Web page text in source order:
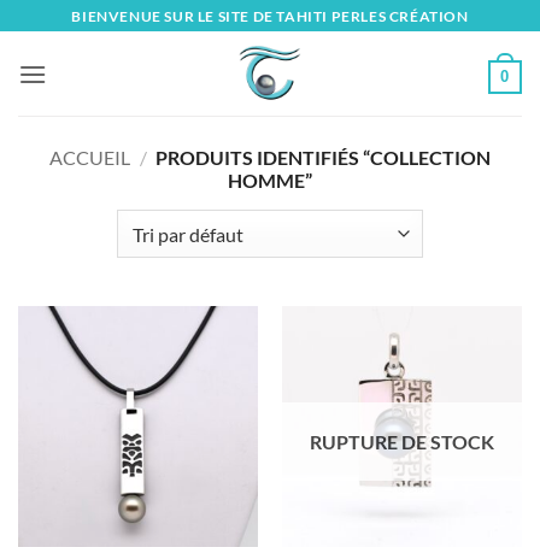
content
BIENVENUE SUR LE SITE DE TAHITI PERLES CRÉATION
0
ACCUEIL / PRODUITS IDENTIFIÉS “COLLECTION
HOMME”
RUPTURE DE STOCK